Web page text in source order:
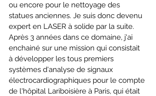
ou encore pour le nettoyage des
statues anciennes. Je suis donc devenu
expert en LASER à solide par la suite.
Après 3 années dans ce domaine, j'ai
enchainé sur une mission qui consistait
à développer les tous premiers
systèmes d'analyse de signaux
électrocardiographiques pour le compte
de l'hôpital Lariboisière à Paris, qui était